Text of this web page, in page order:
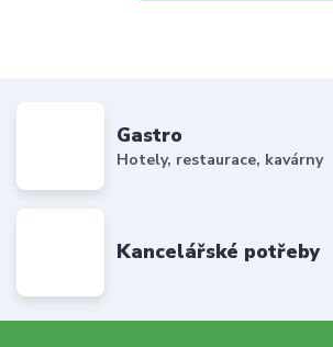
Gastro
Hotely, restaurace, kavárny
Kancelářské potřeby